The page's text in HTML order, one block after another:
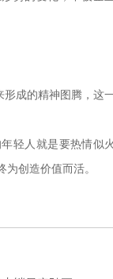
形成的精神图腾，这
轻人就是要热情似
创造价值而活。